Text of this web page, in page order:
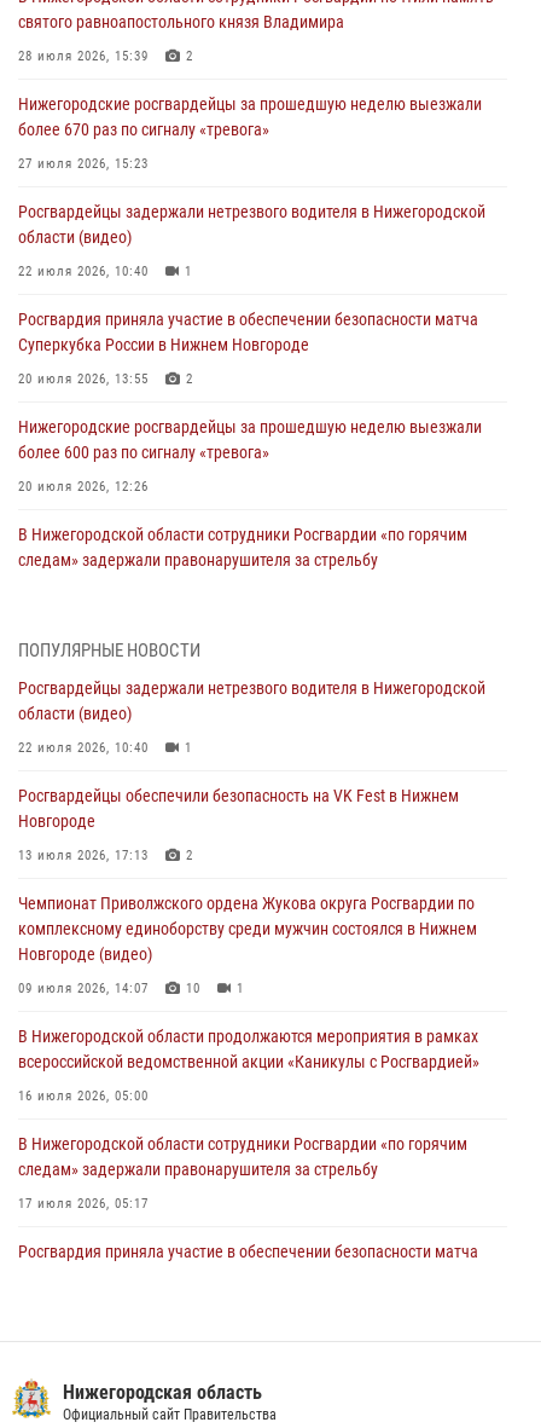
святого равноапостольного князя Владимира
28 июля 2026, 15:39 2
Нижегородские росгвардейцы за прошедшую неделю выезжали
более 670 раз по сигналу «тревога»
27 июля 2026, 15:23
Росгвардейцы задержали нетрезвого водителя в Нижегородской
области (видео)
22 июля 2026, 10:40 1
Росгвардия приняла участие в обеспечении безопасности матча
Суперкубка России в Нижнем Новгороде
20 июля 2026, 13:55 2
Нижегородские росгвардейцы за прошедшую неделю выезжали
более 600 раз по сигналу «тревога»
20 июля 2026, 12:26
В Нижегородской области сотрудники Росгвардии «по горячим
следам» задержали правонарушителя за стрельбу
В Нижегородской области продолжаются мероприятия в рамках
16 июля 2026, 05:00
Росгвардейцы обеспечили безопасность на VK Fest в Нижнем
13 июля 2026, 17:13
Нижегородские росгвардейцы за прошедшую неделю выезжали
13 июля 2026, 06:45
Росгвардейцы предотвратили серию краж в Нижнем Новгороде
10 июля 2026, 09:38
ПОПУЛЯРНЫЕ НОВОСТИ
Росгвардейцы задержали нетрезвого водителя в Нижегородской
области (видео)
22 июля 2026, 10:40 1
Росгвардейцы обеспечили безопасность на VK Fest в Нижнем
Новгороде
13 июля 2026, 17:13 2
Чемпионат Приволжского ордена Жукова округа Росгвардии по
комплексному единоборству среди мужчин состоялся в Нижнем
Новгороде (видео)
09 июля 2026, 14:07 10 1
В Нижегородской области продолжаются мероприятия в рамках
всероссийской ведомственной акции «Каникулы с Росгвардией»
16 июля 2026, 05:00
В Нижегородской области сотрудники Росгвардии «по горячим
следам» задержали правонарушителя за стрельбу
17 июля 2026, 05:17
Росгвардия приняла участие в обеспечении безопасности матча
святого равноапостольного князя Владимира
28 июля 2026, 15:39 2
Нижегородская область
Официальный сайт Правительства